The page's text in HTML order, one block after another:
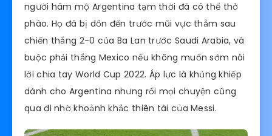
người hâm mộ Argentina tạm thời đã có thể thở
phào. Họ đã bị dồn đến trước mũi vực thẳm sau
chiến thắng 2-0 của Ba Lan trước Saudi Arabia, và
buộc phải thắng Mexico nếu không muốn sớm nói
lời chia tay World Cup 2022. Áp lực là khủng khiếp
dành cho Argentina nhưng rồi mọi chuyện cũng
qua đi nhờ khoảnh khắc thiên tài của Messi.